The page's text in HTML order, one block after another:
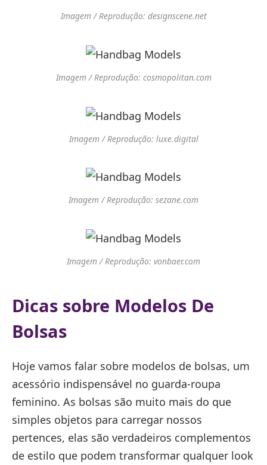
Imagem / Reprodução: designscene.net
Imagem / Reprodução: cosmopolitan.com
Imagem / Reprodução: luxe.digital
Imagem / Reprodução: sezane.com
Imagem / Reprodução: vonbaer.com
Dicas sobre Modelos De
Bolsas
Hoje vamos falar sobre modelos de bolsas, um
acessório indispensável no guarda-roupa
feminino. As bolsas são muito mais do que
simples objetos para carregar nossos
pertences, elas são verdadeiros complementos
de estilo que podem transformar qualquer look